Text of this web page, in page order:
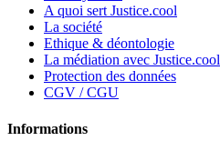
A quoi sert Justice.cool
La société
Ethique & déontologie
La médiation avec Justice.cool
Protection des données
CGV / CGU
Informations